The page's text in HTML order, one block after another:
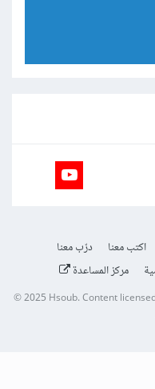
اكتب معنا
درّب معنا
مركز المساعدة
© 2025 Hsoub.Content